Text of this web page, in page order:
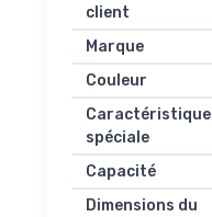
client
Marque
Couleur
Caractéristique
spéciale
Capacité
Dimensions du